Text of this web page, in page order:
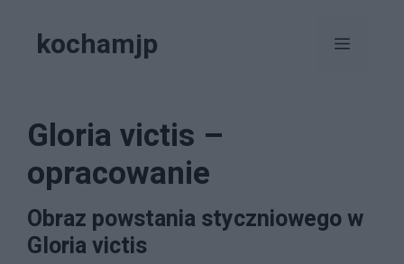
kochamjp Menu
Gloria victis –
opracowanie
Obraz powstania styczniowego w
Gloria victis